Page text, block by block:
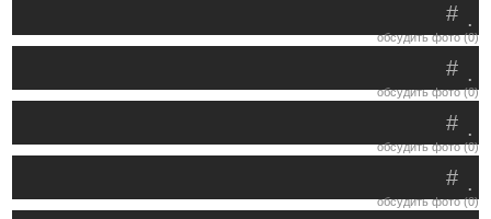
.
#
обсудить фото (0)
.
#
обсудить фото (0)
.
#
обсудить фото (0)
.
#
обсудить фото (0)